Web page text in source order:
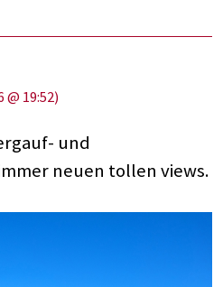
19:52)
und
neuen tollen views.